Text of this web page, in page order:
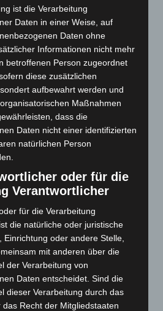
woven, 8,5 cm width,
quantity on request
& shipping
ist die Verarbeitung
Daten in einer Weise, auf
Daten ohne
Informationen nicht mehr
betroffenen Person zugeordnet
diese zusätzlichen
aufbewahrt werden und
Maßnahmen
dass die
Daten nicht einer identifizierten
natürlichen Person
oder für die
Verantwortlicher
für die Verarbeitung
die natürliche oder juristische
Einrichtung oder andere Stelle,
mit anderen über die
der Verarbeitung von
Daten entscheidet. Sind die
dieser Verarbeitung durch das
das Recht der Mitgliedstaaten